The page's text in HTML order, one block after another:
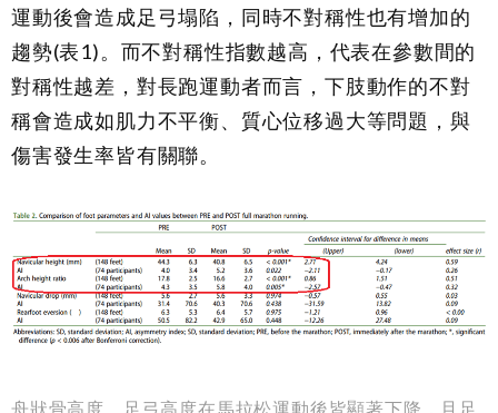
運動後會造成足弓塌陷，同時不對稱性也有增加的
趨勢(表1)。而不對稱性指數越高，代表在參數間的
對稱性越差，對長跑運動者而言，下肢動作的不對
稱會造成如肌力不平衡、質心位移過大等問題，與
傷害發生率皆有關聯。
舟狀骨高度、足弓高度在馬拉松運動後皆顯著下降，且足